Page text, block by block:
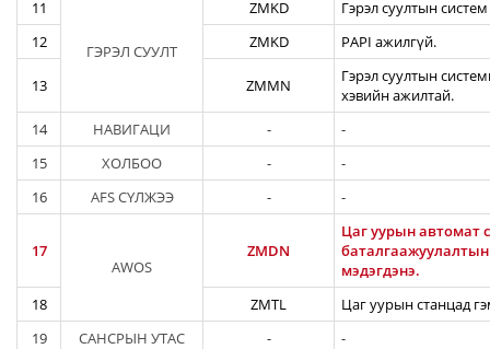
11
ГЭРЭЛ СУУЛТ
ZMKD
Гэрэл суултын
12
ZMKD PAPI ажилгүй.
13 ZMMN
Гэрэл суултын
хэвийн ажилтай.
14
НАВИГАЦИ -
-
15
ХОЛБОО -
-
16
AFS СҮЛЖЭЭ - -
17
AWOS
ZMDN
Цаг уурын автомат
мэдэгдэнэ.
18
ZMTL
Цаг уурын станцад
19
САНСРЫН УТАС -
-